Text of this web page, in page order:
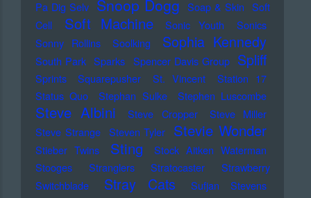
Pa Dig Selv Snoop Dogg Soap & Skin Soft
Cell
Soft Machine Sonic Youth
Sonics
Sonny Rollins
Soolking Sophia Kennedy
South Park Sparks Spencer Davis Group Spliff
Sprints Squarepusher St. Vincent
Station 17
Status Quo
Stephan Sulke Stephen Luscombe
Steve Albini Steve Cropper
Steve Miller
Steve Strange Steven Tyler Stevie Wonder
Stieber Twins Sting
Stock Aitken Waterman
Stooges
Stranglers Stratocaster
Strawberry
Switchblade
Stray Cats
Sufjan Stevens